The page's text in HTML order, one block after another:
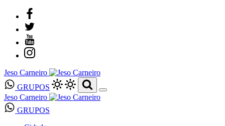
Jeso Carneiro
GRUPOS
Jeso Carneiro
GRUPOS